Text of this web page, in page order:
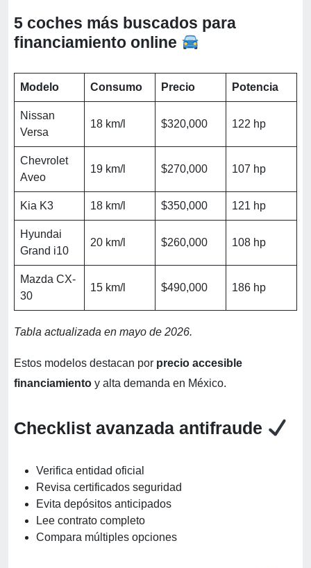
5 coches más buscados para
financiamiento online
Modelo Consumo Precio Potencia
Nissan
Versa
18 km/l $320,000 122 hp
Chevrolet
Aveo
19 km/l $270,000 107 hp
Kia K3 18 km/l $350,000 121 hp
Hyundai
Grand i10
20 km/l $260,000 108 hp
Mazda CX-
30
15 km/l $490,000 186 hp
Tabla actualizada en mayo de 2026.
Estos modelos destacan por precio accesible
financiamiento y alta demanda en México.
Checklist avanzada antifraude
Verifica entidad oficial
Revisa certificados seguridad
Evita depósitos anticipados
Lee contrato completo
Compara múltiples opciones